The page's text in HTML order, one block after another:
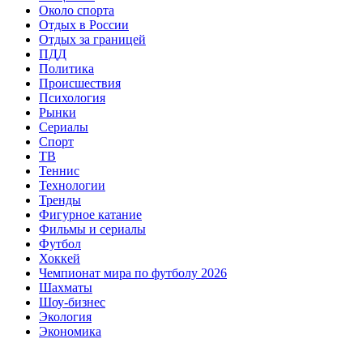
Около спорта
Отдых в России
Отдых за границей
ПДД
Политика
Происшествия
Психология
Рынки
Сериалы
Спорт
ТВ
Теннис
Технологии
Тренды
Фигурное катание
Фильмы и сериалы
Футбол
Хоккей
Чемпионат мира по футболу 2026
Шахматы
Шоу-бизнес
Экология
Экономика